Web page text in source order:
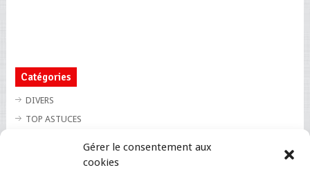
Gérer le consentement aux
cookies
Catégories
DIVERS
TOP ASTUCES